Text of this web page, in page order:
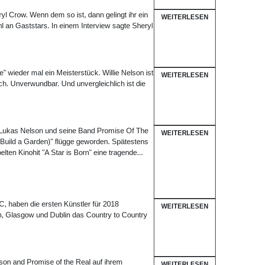
Crow. Wenn dem so ist, dann gelingt ihr ein
an Gaststars. In einem Interview sagte Sheryl
WEITERLESEN
wieder mal ein Meisterstück. Willie Nelson ist
Unverwundbar. Und unvergleichlich ist die
WEITERLESEN
Nelson und seine Band Promise Of The
a Garden)" flügge geworden. Spätestens
Kinohit "A Star is Born" eine tragende...
WEITERLESEN
haben die ersten Künstler für 2018
Glasgow und Dublin das Country to Country
WEITERLESEN
and Promise of the Real auf ihrem